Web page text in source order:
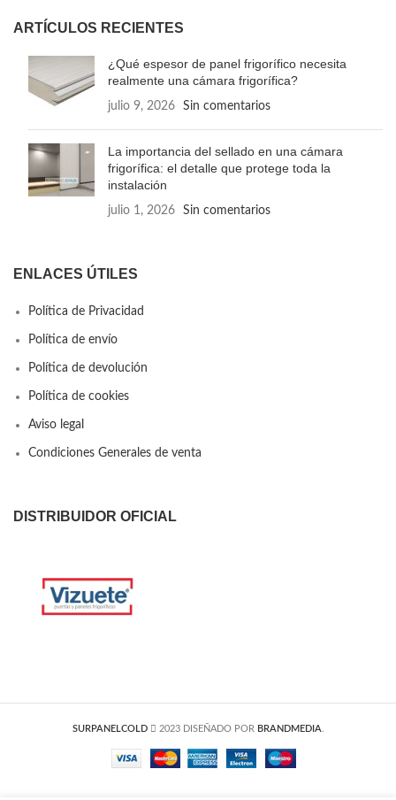
ARTÍCULOS RECIENTES
¿Qué espesor de panel frigorífico necesita
realmente una cámara frigorífica?
julio 9, 2026 Sin comentarios
La importancia del sellado en una cámara
frigorífica: el detalle que protege toda la
instalación
julio 1, 2026 Sin comentarios
ENLACES ÚTILES
Política de Privacidad
Política de envío
Política de devolución
Política de cookies
Aviso legal
Condiciones Generales de venta
DISTRIBUIDOR OFICIAL
SURPANELCOLD 2023 DISEÑADO POR BRANDMEDIA.